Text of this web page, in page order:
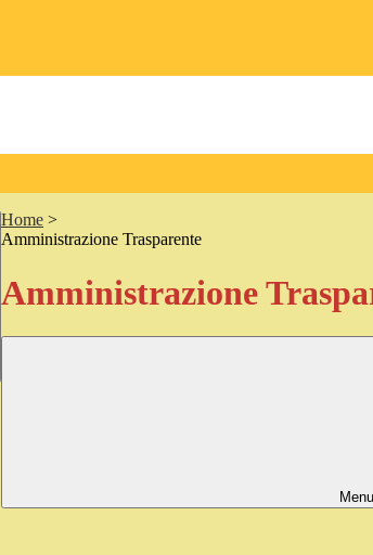
Home >
Amministrazione Trasparente
Amministrazione